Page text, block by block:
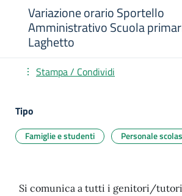
Variazione orario Sportello
Amministrativo Scuola
Laghetto
Stampa / Condividi
Tipo
Famiglie e studenti Personale
Si comunica a tutti i genitori/